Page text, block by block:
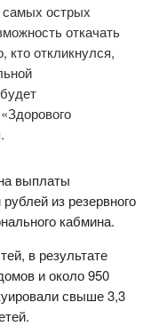
самых острых
откачать
кто откликнулся,
выплаты
из резервного
кабмина.
в результате
и около 950
свыше 3,3